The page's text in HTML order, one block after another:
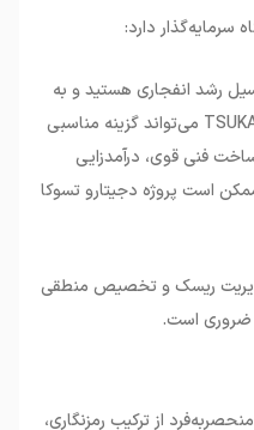
دارد:
رشد انفجاری هستید و به
می‌تواند گزینه مناسبی
فنی قوی، درآمدزایی
است پروژه دجیتارو تسوکا
ریسک و تخصیص منطقی
ضروری است.
از ترکیب رمزنگاری،